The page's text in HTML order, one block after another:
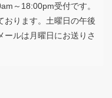
～18:00pm受付です。
ります。土曜日の午後
ールは月曜日にお送りさ